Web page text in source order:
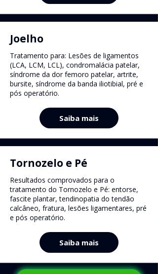
Joelho
Tratamento para: Lesões de ligamentos
(LCA, LCM, LCL), condromalácia patelar,
síndrome da dor femoro patelar, artrite,
bursite, síndrome da banda iliotibial, pré e
pós operatório.
Saiba mais
Tornozelo e Pé
Resultados comprovados para o
tratamento do Tornozelo e Pé: entorse,
fascite plantar, tendinopatia do tendão
calcâneo, fratura, lesões ligamentares, pré
e pós operatório.
Saiba mais